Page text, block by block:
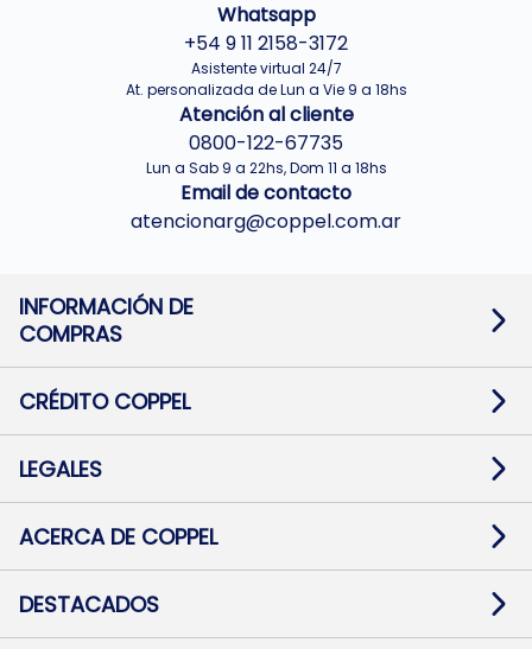
Whatsapp
+54 9 11 2158-3172
Asistente virtual 24/7
At. personalizada de Lun a Vie 9 a 18hs
Atención al cliente
0800-122-67735
Lun a Sab 9 a 22hs, Dom 11 a 18hs
Email de contacto
atencionarg@coppel.com.ar
INFORMACIÓN DE
COMPRAS
Términos y condiciones
Botón de arrepentimiento
Mapa de sitio
CRÉDITO COPPEL
Solicitar Crédito
Medios de Pago
Pago Fácil Online
LEGALES
Baja contratos
Defensa al consumidor CABA
ACERCA DE COPPEL
Trabajá con Nosotros
Preguntas Frecuentes
DESTACADOS